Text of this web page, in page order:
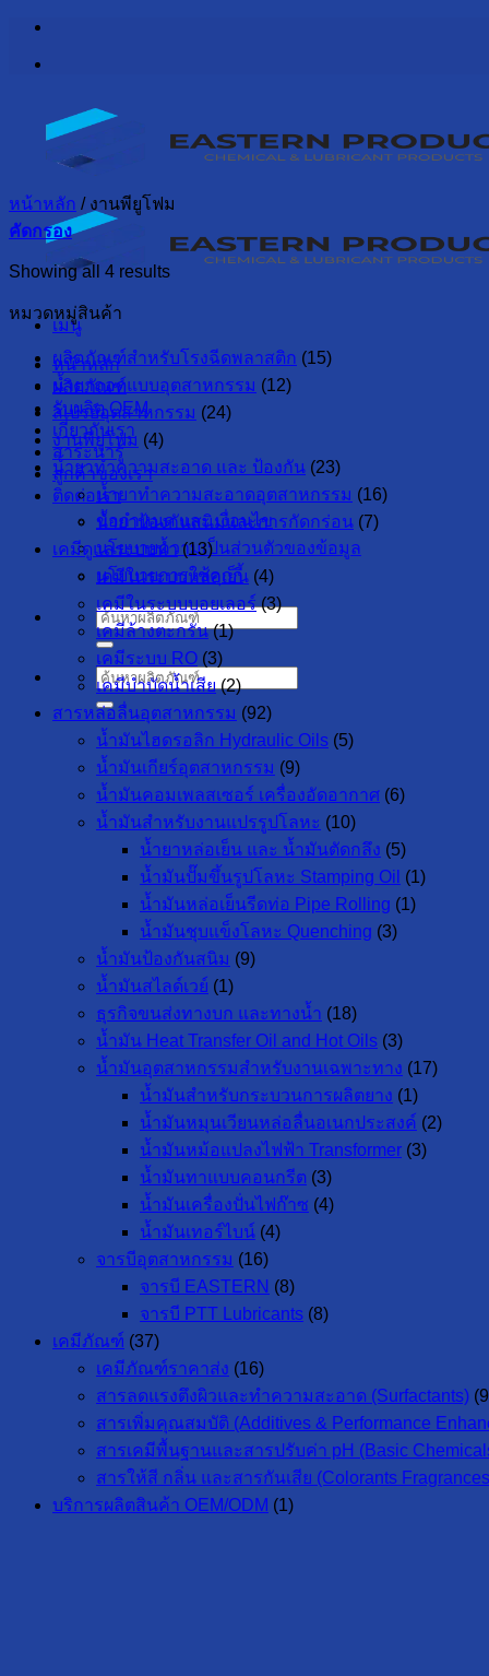
ข้าม
เมนู
หน้าหลัก
ผลิตภัณฑ์
รับผลิต OEM
เกี่ยวกับเรา
สาระน่ารู้
ลูกค้าของเรา
ติดต่อเรา
ข้อกำหนด และ เงื่อนไข
นโยบายความเป็นส่วนตัวของข้อมูล
นโยบายการใช้คุกกี้
ค้นหา:
ค้นหา:
หน้าหลัก /งานพียูโฟม
คัดกรอง
Showing all 4 results
หมวดหมู่สินค้า
ผลิตภัณฑ์สำหรับโรงฉีดพลาสติก (15)
น้ำยาถอดแบบอุตสาหกรรม (12)
สเปรย์อุตสาหกรรม (24)
งานพียูโฟม (4)
น้ำยาทำความสะอาด และ ป้องกัน (23)
น้ำยาทำความสะอาดอุตสาหกรรม (16)
น้ำยาป้องกันสนิมและการกัดกร่อน (7)
เคมีดูแลระบบน้ำ (13)
เคมีในระบบหล่อเย็น (4)
เคมีในระบบบอยเลอร์ (3)
เคมีล้างตะกรัน (1)
เคมีระบบ RO (3)
เคมีบำบัดน้ำเสีย (2)
สารหล่อลื่นอุตสาหกรรม (92)
น้ำมันไฮดรอลิก Hydraulic Oils (5)
น้ำมันเกียร์อุตสาหกรรม (9)
น้ำมันคอมเพลสเซอร์ เครื่องอัดอากาศ (6)
น้ำมันสำหรับงานแปรรูปโลหะ (10)
น้ำยาหล่อเย็น และ น้ำมันตัดกลึง (5)
น้ำมันปั๊มขึ้นรูปโลหะ Stamping Oil (1)
น้ำมันหล่อเย็นรีดท่อ Pipe Rolling (1)
น้ำมันชุบแข็งโลหะ Quenching (3)
น้ำมันป้องกันสนิม (9)
น้ำมันสไลด์เวย์ (1)
ธุรกิจขนส่งทางบก และทางน้ำ (18)
น้ำมัน Heat Transfer Oil and Hot Oils (3)
น้ำมันอุตสาหกรรมสำหรับงานเฉพาะทาง (17)
น้ำมันสำหรับกระบวนการผลิตยาง (1)
น้ำมันหมุนเวียนหล่อลื่นอเนกประสงค์ (2)
น้ำมันหม้อแปลงไฟฟ้า Transformer (3)
น้ำมันทาแบบคอนกรีต (3)
น้ำมันเครื่องปั่นไฟก๊าซ (4)
น้ำมันเทอร์ไบน์ (4)
จารบีอุตสาหกรรม (16)
จารบี EASTERN (8)
จารบี PTT Lubricants (8)
เคมีภัณฑ์ (37)
เคมีภัณฑ์ราคาส่ง (16)
สารลดแรงตึงผิวและทำความสะอาด (Surfactants)
สารเพิ่มคุณสมบัติ (Additives & Performance
สารเคมีพื้นฐานและสารปรับค่า pH (Basic
สารให้สี กลิ่น และสารกันเสีย (Colorants
บริการผลิตสินค้า OEM/ODM (1)